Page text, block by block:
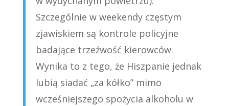
Szczególnie w weekendy częstym
zjawiskiem są kontrole policyjne
badające trzeźwość kierowców.
Wynika to z tego, że Hiszpanie jednak
lubią siadać „za kółko” mimo
wcześniejszego spożycia alkoholu w